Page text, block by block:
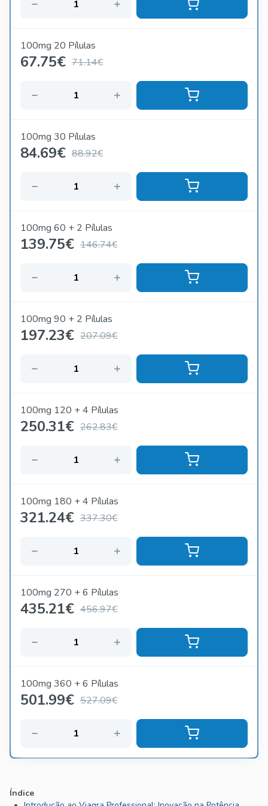
sexual mais intensa e gratificante!
100mg 20 Pílulas
67.75€ 71.14€
100mg 30 Pílulas
84.69€ 88.92€
100mg 60 + 2 Pílulas
139.75€ 146.74€
100mg 90 + 2 Pílulas
197.23€ 207.09€
100mg 120 + 4 Pílulas
250.31€ 262.83€
100mg 180 + 4 Pílulas
321.24€ 337.30€
100mg 270 + 6 Pílulas
435.21€ 456.97€
100mg 360 + 6 Pílulas
501.99€ 527.09€
Índice